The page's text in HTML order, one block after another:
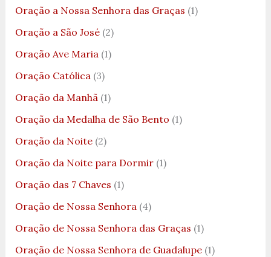
Oração a Nossa Senhora das Graças (1)
Oração a São José(2)
Oração Ave Maria(1)
Oração Católica(3)
Oração da Manhã(1)
Oração da Medalha de São Bento (1)
Oração da Noite(2)
Oração da Noite para Dormir(1)
Oração das 7 Chaves (1)
Oração de Nossa Senhora(4)
Oração de Nossa Senhora das Graças (1)
Oração de Nossa Senhora de Guadalupe(1)